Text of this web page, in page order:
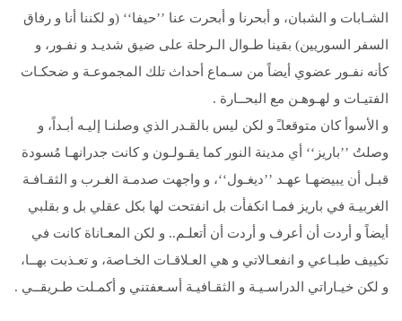
الشـابات و الشبان، و أبحرنا و أبحرت عنا ’’حيفا‘‘ (و لكننا أنا و رفاق
السفر السوريين) بقينا طـوال الـرحلة على ضيق شديـد و نفـور، و
كأنه نفـور عضوي أيضاً من سـماع أحداث تلك المجموعـة و ضحكـات
الفتيـات و لهـوهـن مع البحــارة .
و الأسوأ كان متوقعاـً و لكن ليس بالقـدر الذي وصلنـا إليـه أبـداً، و
وصلتُ ’’باريز‘‘ أي مدينة النور كما يقـولـون و كانت جدرانهـا مُسودة
قبـل أن يبيضهـا عهـد ’’ديغـول‘‘، و واجهت صدمـة الغـرب و الثقـافـة
الغربيـة في باريز فمـا انكفأت بل انفتحت لها بكل عقلي بل و بقلبي
أيضاً و أردت أن أعرف و أردت أن أتعلـم.. و لكن المعـاناة كانت في
تكييف طبـاعي و انفعـالاتي و هي العـلاقـات الخـاصة، و تعـذبت بهــا،
و لكن خيـاراتي الدراسـيـة و الثقـافيـة أسـعفتني و أكمـلت طـريقــي .